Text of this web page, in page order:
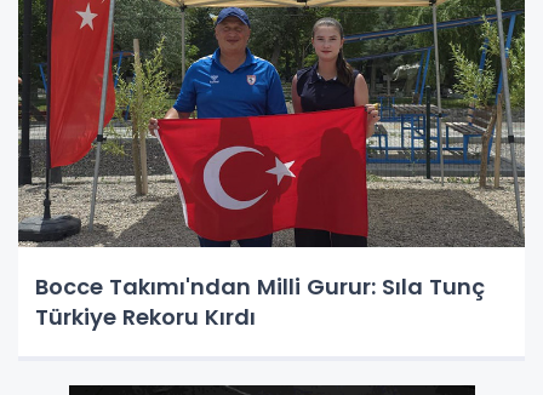
Bocce Takımı'ndan Milli Gurur: Sıla Tunç
Türkiye Rekoru Kırdı